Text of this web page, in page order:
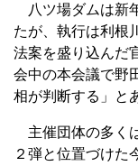
八ツ場ダムは新
たが、執行は利根
法案を盛り込んだ
会中の本会議で野
相が判断する」と
主催団体の多く
２弾と位置づけた